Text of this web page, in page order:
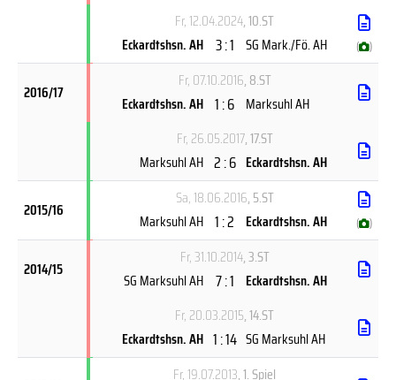
Fr, 12.04.2024, 10.ST
Eckardtshsn. AH 3 : 1 SG Mark./Fö. AH ( )
2016/17
Fr, 07.10.2016, 8.ST
Eckardtshsn. AH 1 : 6 Marksuhl AH
Fr, 26.05.2017, 17.ST
Marksuhl AH 2 : 6 Eckardtshsn. AH
2015/16
Sa, 18.06.2016, 5.ST
Marksuhl AH 1 : 2 Eckardtshsn. AH ( )
2014/15
Fr, 31.10.2014, 3.ST
SG Marksuhl AH 7 : 1 Eckardtshsn. AH
Fr, 20.03.2015, 14.ST
Eckardtshsn. AH 1 : 14 SG Marksuhl AH
Fr, 19.07.2013, 1. Spiel